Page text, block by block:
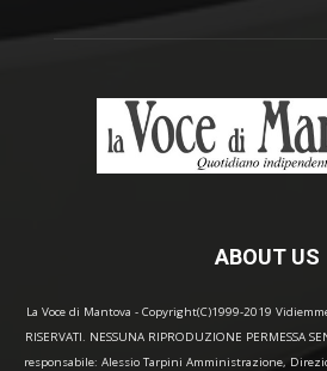
ABOUT US
La Voce di Mantova - Copyright(C)1999-2019
RISERVATI. NESSUNA RIPRODUZIONE PERMESSA
responsabile: Alessio Tarpini Amministrazione,